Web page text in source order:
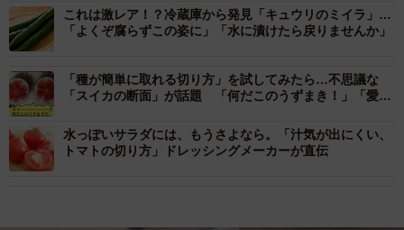
これは激レア！？冷蔵庫から発見「キュウリのミイラ」…
「よくぞ腐らずこの姿に」「水に漬けたら戻りませんか」
「種が簡単に取れる切り方」を試してみたら…不思議な
「スイカの断面」が話題 「何だこのうずまき！」「愛で
水っぽいサラダには、もうさよなら。「汁気が出にくい、
トマトの切り方」ドレッシングメーカーが直伝